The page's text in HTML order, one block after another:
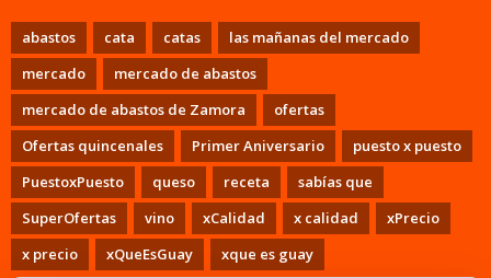
abastos cata catas
las mañanas del mercado
mercado
mercado de abastos
mercado de abastos de Zamora
ofertas
Ofertas quincenales
Primer Aniversario
puesto x puesto
PuestoxPuesto
queso receta
sabías que
SuperOfertas
vino xCalidad x calidad
xPrecio
x precio
xQueEsGuay xque es guay